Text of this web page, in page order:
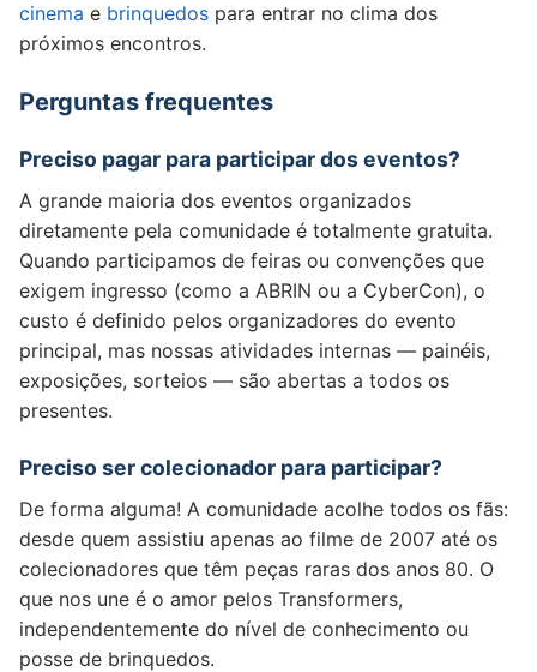
cinema e brinquedos para entrar no clima dos
próximos encontros.
Perguntas frequentes
Preciso pagar para participar dos eventos?
A grande maioria dos eventos organizados
diretamente pela comunidade é totalmente gratuita.
Quando participamos de feiras ou convenções que
exigem ingresso (como a ABRIN ou a CyberCon), o
custo é definido pelos organizadores do evento
principal, mas nossas atividades internas — painéis,
exposições, sorteios — são abertas a todos os
presentes.
Preciso ser colecionador para participar?
De forma alguma! A comunidade acolhe todos os fãs:
desde quem assistiu apenas ao filme de 2007 até os
colecionadores que têm peças raras dos anos 80. O
que nos une é o amor pelos Transformers,
independentemente do nível de conhecimento ou
posse de brinquedos.